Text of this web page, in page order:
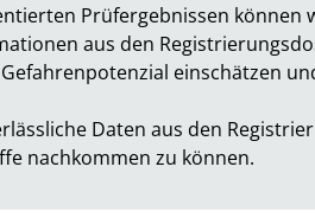
Prüfergebnissen können
aus den
einschätzen
Daten aus den
nachkommen zu können.